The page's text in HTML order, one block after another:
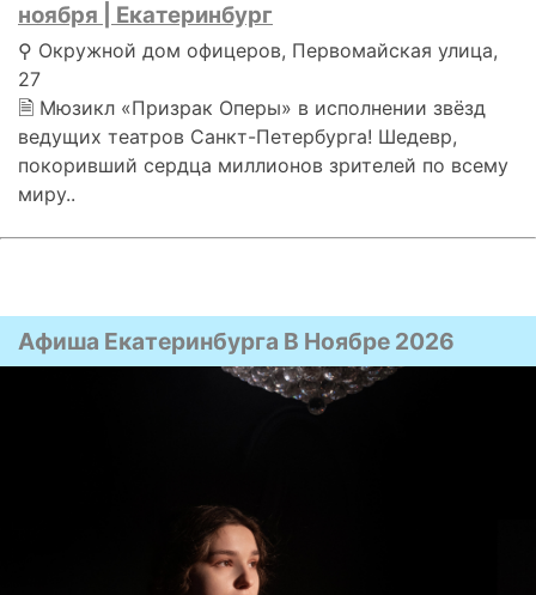
ноября | Екатеринбург
⚲ Окружной дом офицеров, Первомайская улица,
27
🗎 Мюзикл «Призрак Оперы» в исполнении звёзд
ведущих театров Санкт-Петербурга! Шедевр,
покоривший сердца миллионов зрителей по всему
миру..
Афиша Екатеринбурга В Ноябре 2026